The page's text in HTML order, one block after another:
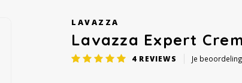
LAVAZZA
Lavazza Expert
4 REVIEWS Je